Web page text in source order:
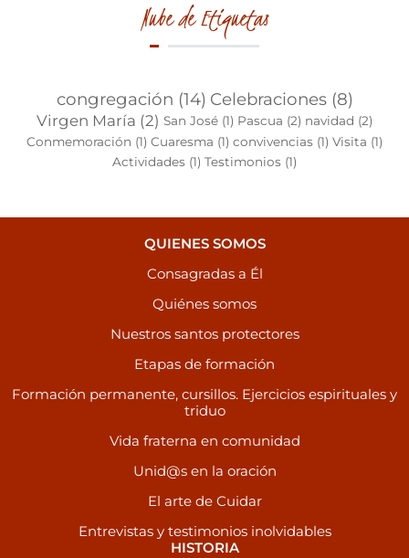
Nube de Etiquetas
congregación (14) Celebraciones (8)
Virgen María (2) San José (1) Pascua (2) navidad (2)
Conmemoración (1) Cuaresma (1) convivencias (1) Visita (1)
Actividades (1) Testimonios (1)
QUIENES SOMOS
Consagradas a Él
Quiénes somos
Nuestros santos protectores
Etapas de formación
Formación permanente, cursillos. Ejercicios espirituales y
triduo
Vida fraterna en comunidad
Unid@s en la oración
El arte de Cuidar
Entrevistas y testimonios inolvidables
HISTORIA